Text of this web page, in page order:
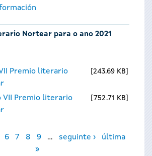
Nortear para o ano 2021
Premio literario
243.69 KB
VII Premio literario
752.71 KB
6 7 8 9 … seguinte ›
última
»